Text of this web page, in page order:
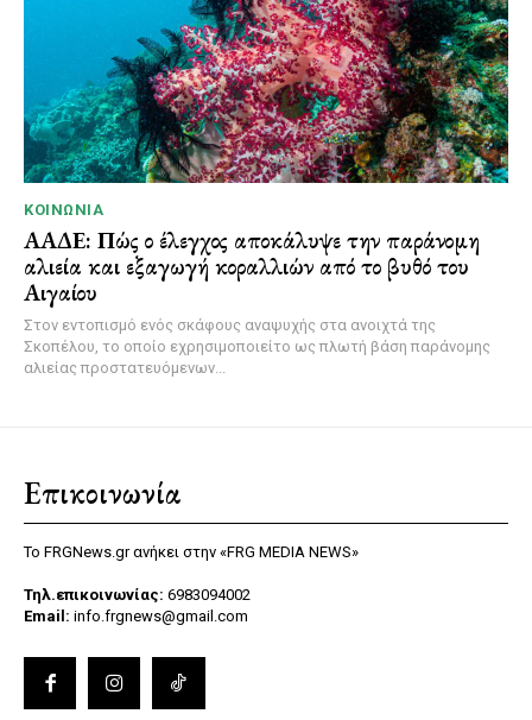
ΚΟΙΝΩΝΊΑ
ΑΑΔΕ: Πώς ο έλεγχος αποκάλυψε την παράνομη
αλιεία και εξαγωγή κοραλλιών από το βυθό του
Αιγαίου
Στον εντοπισμό ενός σκάφους αναψυχής στα ανοιχτά της
Σκοπέλου, το οποίο εχρησιμοποιείτο ως πλωτή βάση παράνομης
αλιείας προστατευόμενων...
Επικοινωνία
Το FRGNews.gr ανήκει στην «FRG MEDIA NEWS»
Τηλ.επικοινωνίας: 6983094002
Email: info.frgnews@gmail.com